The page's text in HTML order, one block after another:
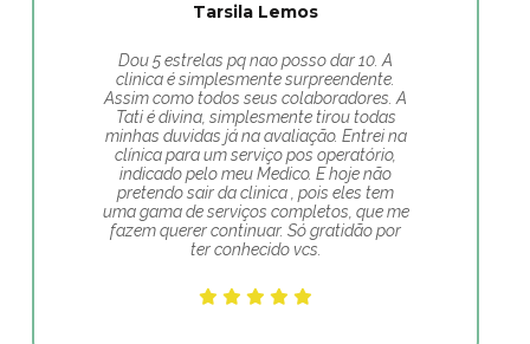
Tarsila Lemos
Dou 5 estrelas pq nao posso dar 10. A
clinica é simplesmente surpreendente.
Assim como todos seus colaboradores. A
Tati é divina, simplesmente tirou todas
minhas duvidas já na avaliação. Entrei na
clínica para um serviço pos operatório,
indicado pelo meu Medico. E hoje não
pretendo sair da clinica , pois eles tem
uma gama de serviços completos, que me
fazem querer continuar. Só gratidão por
ter conhecido vcs.